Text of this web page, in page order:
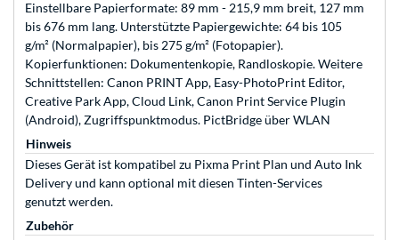
Einstellbare Papierformate: 89 mm - 215,9 mm breit, 127 mm
bis 676 mm lang. Unterstützte Papiergewichte: 64 bis 105
g/m² (Normalpapier), bis 275 g/m² (Fotopapier).
Kopierfunktionen: Dokumentenkopie, Randloskopie. Weitere
Schnittstellen: Canon PRINT App, Easy-PhotoPrint Editor,
Creative Park App, Cloud Link, Canon Print Service Plugin
(Android), Zugriffspunktmodus. PictBridge über WLAN
Hinweis
Dieses Gerät ist kompatibel zu Pixma Print Plan und Auto Ink
Delivery und kann optional mit diesen Tinten-Services
genutzt werden.
Zubehör